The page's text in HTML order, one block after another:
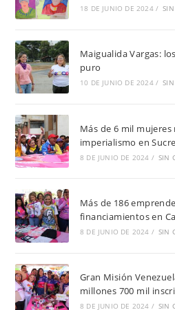
18 DE JUNIO DE 2024 /
Maigualida Vargas:
puro
10 DE JUNIO DE 2024 /
Más de 6 mil
imperialismo en Sucre
8 DE JUNIO DE 2024 / SIN
Más de 186
financiamientos en
8 DE JUNIO DE 2024 / SIN
Gran Misión
millones 700 mil
8 DE JUNIO DE 2024 / SIN